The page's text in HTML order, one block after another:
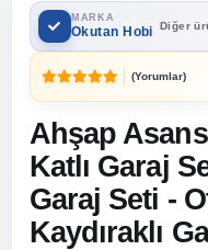
MARKA
Okutan Hobi Diğer
(Yorumlar)
Ahşap
Katlı Garaj
Garaj Seti -
Kaydıraklı